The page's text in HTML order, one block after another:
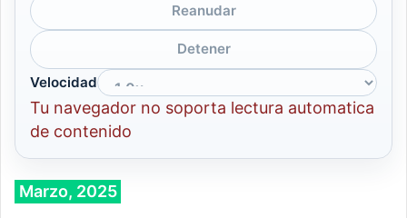
Reanudar
Detener
Velocidad
Tu navegador no soporta lectura automatica
de contenido
Marzo, 2025